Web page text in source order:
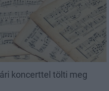
koncerttel tölti meg